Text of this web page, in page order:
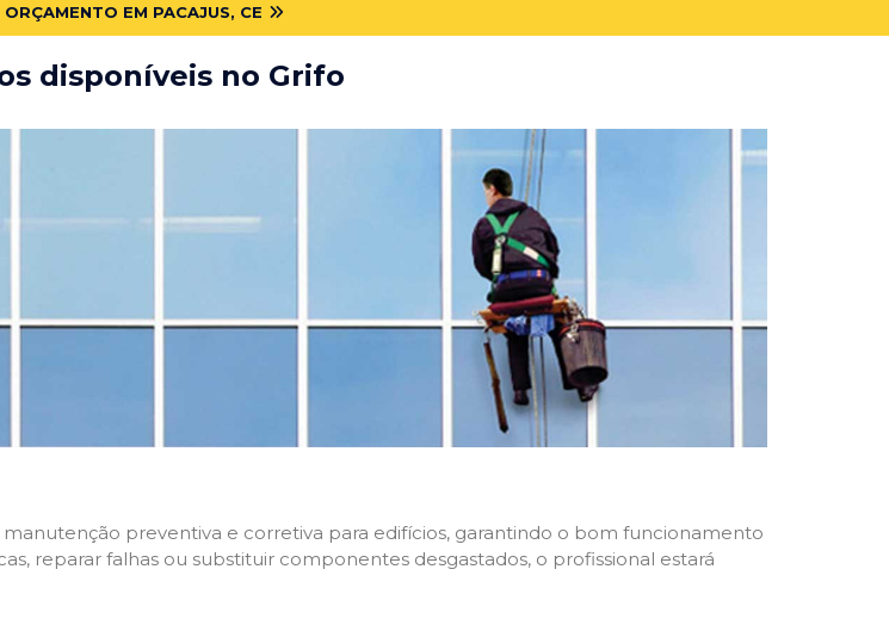
EM PACAJUS, CE
disponíveis no Grifo
preventiva e corretiva para edifícios, garantindo o bom funcionamento
reparar falhas ou substituir componentes desgastados, o profissional estará